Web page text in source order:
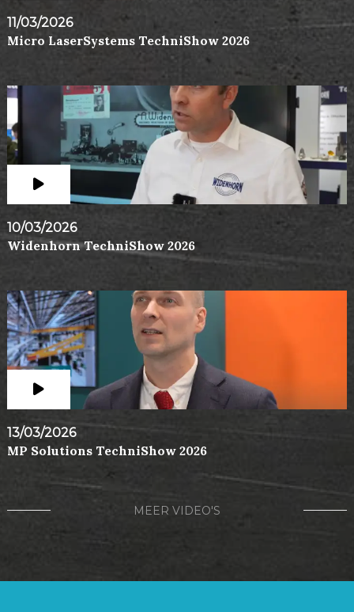
11/03/2026
Micro LaserSystems TechniShow 2026
10/03/2026
Widenhorn TechniShow 2026
13/03/2026
MP Solutions TechniShow 2026
MEER VIDEO'S